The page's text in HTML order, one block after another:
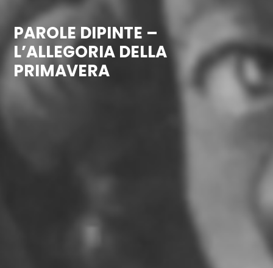
PAROLE DIPINTE –
L’ALLEGORIA DELLA
PRIMAVERA